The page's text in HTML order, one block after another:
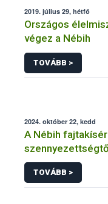
2019. július 29, hétfő
Országos
végez a Nébih
TOVÁBB >
2024. október 22, kedd
A Nébih
termesztettek
TOVÁBB >